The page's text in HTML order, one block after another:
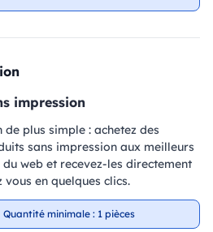
impression
de plus simple : achetez des
sans impression aux meilleurs
web et recevez-les directement
vous en quelques clics.
Quantité minimale : 1 pièces